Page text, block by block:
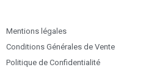
Mentions légales
Conditions Générales de Vente
Politique de Confidentialité